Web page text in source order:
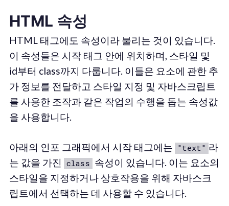
HTML 속성
HTML 태그에도 속성이라 불리는 것이 있습니다.
이 속성들은 시작 태그 안에 위치하며, 스타일 및
id부터 class까지 다룹니다. 이들은 요소에 관한 추
가 정보를 전달하고 스타일 지정 및 자바스크립트
를 사용한 조작과 같은 작업의 수행을 돕는 속성값
을 사용합니다.
아래의 인포 그래픽에서 시작 태그에는 "text" 라
는 값을 가진 class 속성이 있습니다. 이는 요소의
스타일을 지정하거나 상호작용을 위해 자바스크
립트에서 선택하는 데 사용할 수 있습니다.